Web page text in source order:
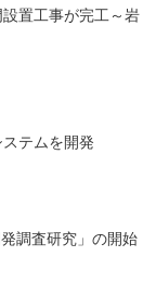
置工事が完工～岩
テムを開発
調査研究」の開始